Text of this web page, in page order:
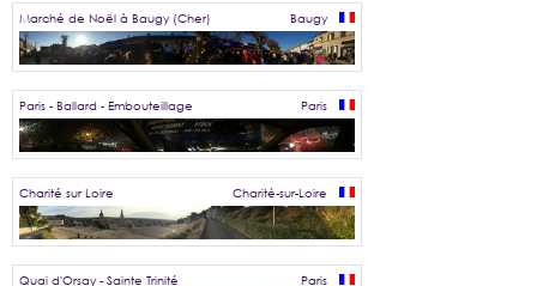
Marché de Noël à Baugy (Cher) Baugy
Paris - Ballard - Embouteillage Paris
Charité sur Loire Charité-sur-Loire
Quai d'Orsay - Sainte Trinité Paris